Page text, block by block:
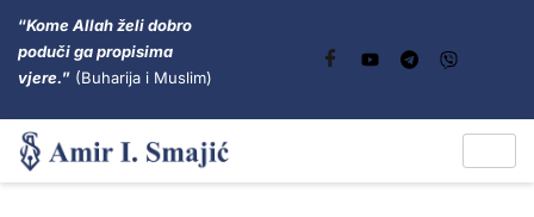
“Kome Allah želi dobro
poduči ga propisima
vjere.” (Buharija i Muslim)